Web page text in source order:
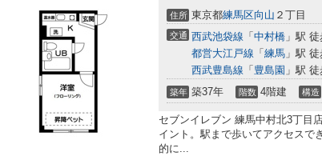
住所 東京都練馬区向山 ２丁目
交通 西武池袋線 「 中村橋 」駅
都営大江戸線 「 練馬 」駅
西武豊島線 「 豊島園 」駅
築年 築37年 階数 4階建 構造
セブンイレブン 練馬中村北3丁目
イント。駅まで歩いてアクセスで
的に...